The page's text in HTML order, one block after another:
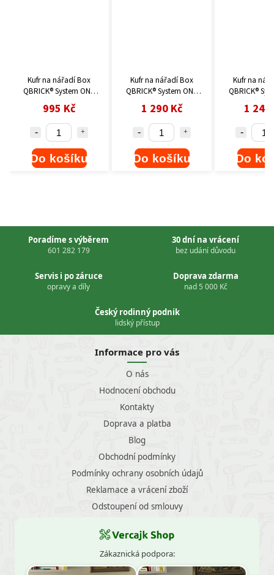
Kufr na nářadí Box
QBRICK® System ONE
200 Profi
1 290 Kč
Do košíku
Kufr na nářadí Box
QBRICK® System ONE
350 Basic
1 245 Kč
Do košíku
Kufr
1
Do
Poradíme s výběrem
601 282 179
30 dní na vrácení
bez udání důvodu
Servis i po záruce
opravy a díly
Doprava zdarma
nad 5 000 Kč
Český rodinný podnik
lidský přístup
Informace pro vás
O nás
Hodnocení obchodu
Kontakty
Doprava a platba
Blog
Obchodní podmínky
Podmínky ochrany osobních údajů
Reklamace a vrácení zboží
Odstoupení od smlouvy
Zákaznická podpora: